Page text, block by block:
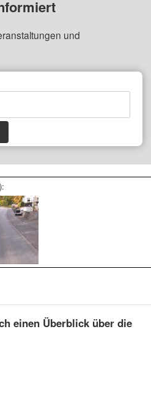
und
einen Überblick über die